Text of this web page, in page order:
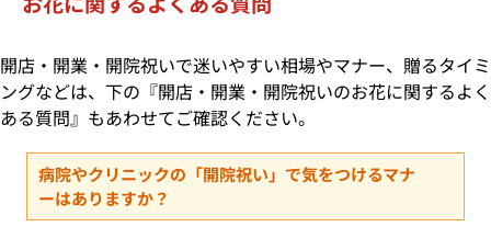
開店・開業・開院祝いで迷いやすい相場やマナー、贈るタイミ
ングなどは、下の『開店・開業・開院祝いのお花に関するよく
ある質問』もあわせてご確認ください。
病院やクリニックの「開院祝い」で気をつけるマナ
ーはありますか？